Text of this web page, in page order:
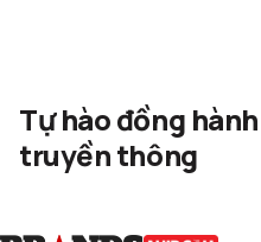
Tự hào đồng
truyền thông